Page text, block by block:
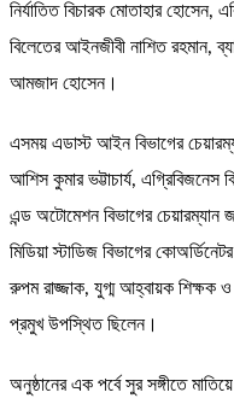
নির্যাতিত বিচারক মোতাহার হোসেন,
বিলেতের আইনজীবী নাশিত রহমান,
আমজাদ হোসেন।
এসময় এডাস্ট আইন বিভাগের
আশিস কুমার ভট্টাচার্য, এগ্রিবিজনেস
এন্ড অটোমেশন বিভাগের চেয়ারম্যান
মিডিয়া স্টাডিজ বিভাগের
রুপম রাজ্জাক, যুগ্ম আহ্বায়ক শিক্ষক
প্রমুখ উপস্থিত ছিলেন।
অনুষ্ঠানের এক পর্বে সুর সঙ্গীতে